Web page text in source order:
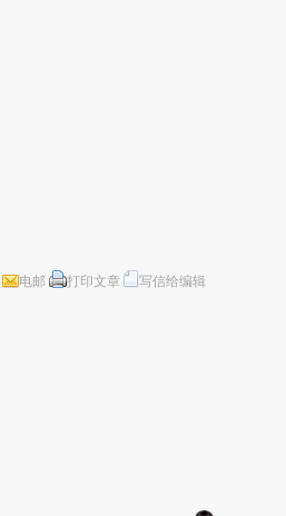
电邮 打印文章 写信给编辑